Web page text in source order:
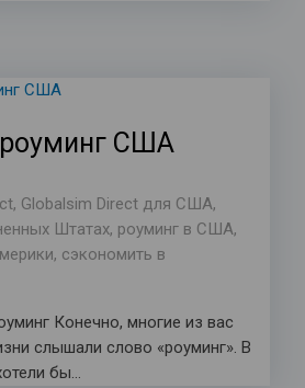
роуминг США
, Globalsim Direct для США,
Штатах, роуминг в США,
, сэкономить в
Конечно, многие из вас
слышали слово «роуминг». В
бы…